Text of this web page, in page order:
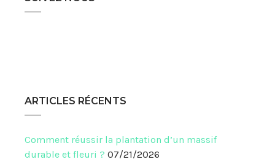
ARTICLES RÉCENTS
Comment réussir la plantation d’un massif
durable et fleuri ? 07/21/2026